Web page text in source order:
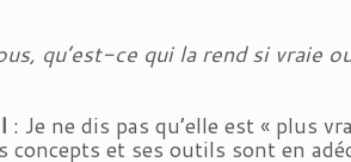
qu’est-ce qui la rend si vraie
: Je ne dis pas qu’elle est « plus
concepts et ses outils sont en